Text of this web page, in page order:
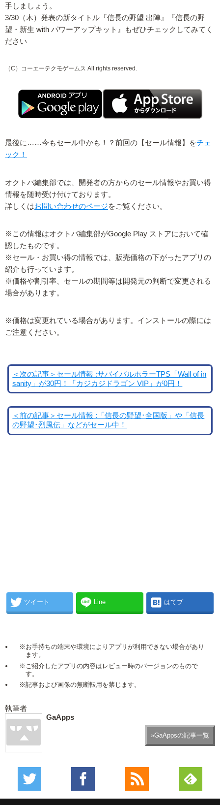
手しましょう。
3/30（木）発表の新タイトル『信長の野望 出陣』『信長の野
望・新生 with パワーアップキット』もぜひチェックしてみてく
ださい
（C）コーエーテクモゲームス All rights reserved.
最後に……今もセール中かも！？前回の【セール情報】をチェ
ック！
オクトバ編集部では、開発者の方からのセール情報やお買い得
情報を随時受け付けております。
詳しくはお問い合わせのページをご覧ください。
※この情報はオクトバ編集部がGoogle Play ストアにおいて確
認したものです。
※セール・お買い得の情報では、販売価格の下がったアプリの
紹介も行っています。
※価格や割引率、セールの期間等は開発元の判断で変更される
場合があります。
※価格は変更れている場合があります。インストールの際には
ご注意ください。
＜次の記事＞セール情報 :サバイバルホラーTPS「Wall of in
sanity」が30円！「カジカジドラゴン VIP」が0円！
＜前の記事＞セール情報 :「信長の野望･全国版」や「信長
の野望･烈風伝」などがセール中！
ツイート Line はてブ
※お手持ちの端末や環境によりアプリが利用できない場合があり
ます。
※ご紹介したアプリの内容はレビュー時のバージョンのもので
す。
※記事および画像の無断転用を禁じます。
執筆者
GaApps
»GaAppsの記事一覧